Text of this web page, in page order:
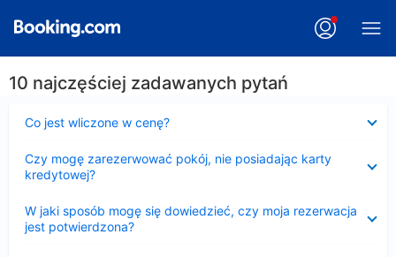
10 najczęściej zadawanych pytań
Co jest wliczone w cenę?
Czy mogę zarezerwować pokój, nie posiadając karty
kredytowej?
W jaki sposób mogę się dowiedzieć, czy moja rezerwacja
jest potwierdzona?